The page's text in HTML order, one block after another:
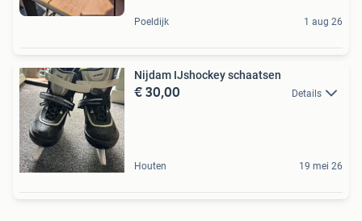
Poeldijk 1 aug 26
Nijdam IJshockey schaatsen
€ 30,00 Details
Houten 19 mei 26